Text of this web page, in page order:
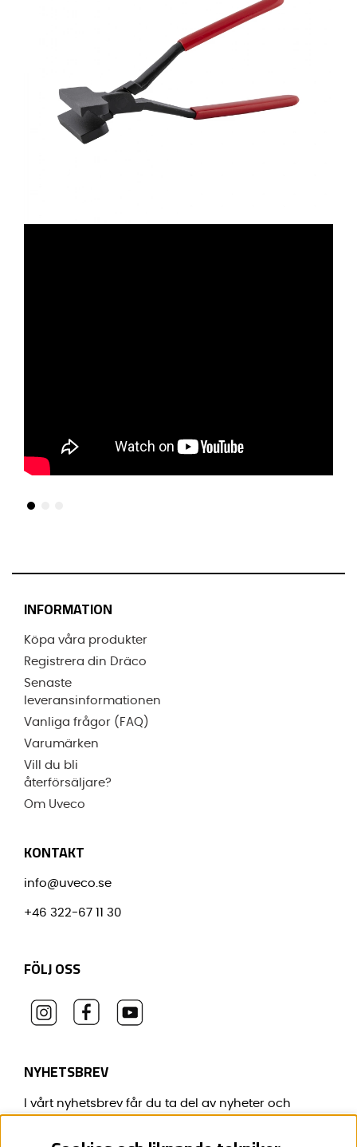
INFORMATION
Köpa våra produkter
Registrera din Dräco
Senaste
leveransinformationen
Vanliga frågor (FAQ)
Varumärken
Vill du bli
återförsäljare?
Om Uveco
KONTAKT
info@uveco.se
+46 322-67 11 30
FÖLJ OSS
NYHETSBREV
I vårt nyhetsbrev får du ta del av nyheter och